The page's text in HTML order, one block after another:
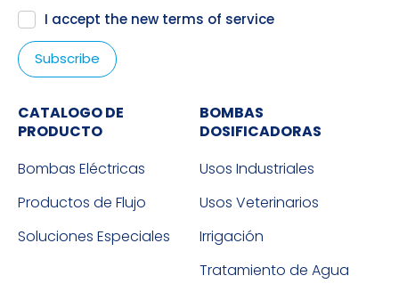
I accept the new terms of service
CATALOGO DE
PRODUCTO
Bombas Eléctricas
Productos de Flujo
Soluciones Especiales
BOMBAS
DOSIFICADORAS
Usos Industriales
Usos Veterinarios
Irrigación
Tratamiento de Agua